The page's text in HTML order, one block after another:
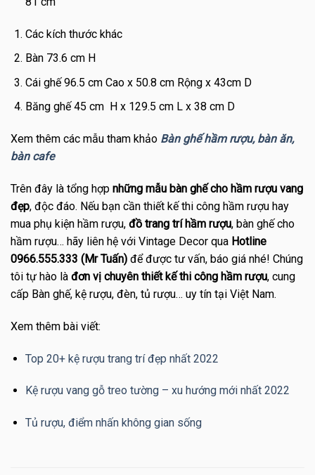
Các kích thước khác
Bàn 73.6 cm H
Cái ghế 96.5 cm Cao x 50.8 cm Rộng x 43cm D
Băng ghế 45 cm H x 129.5 cm L x 38 cm D
Xem thêm các mẫu tham khảo Bàn ghế hầm rượu, bàn ăn,
bàn cafe
Trên đây là tổng hợp những mẫu bàn ghế cho hầm rượu vang
đẹp, độc đáo. Nếu bạn cần thiết kế thi công hầm rượu hay
mua phụ kiện hầm rượu, đồ trang trí hầm rượu, bàn ghế cho
hầm rượu… hãy liên hệ với Vintage Decor qua Hotline
0966.555.333 (Mr Tuấn) để được tư vấn, báo giá nhé! Chúng
tôi tự hào là đơn vị chuyên thiết kế thi công hầm rượu, cung
cấp Bàn ghế, kệ rượu, đèn, tủ rượu… uy tín tại Việt Nam.
Xem thêm bài viết:
Top 20+ kệ rượu trang trí đẹp nhất 2022
Kệ rượu vang gỗ treo tường – xu hướng mới nhất 2022
Tủ rượu, điểm nhấn không gian sống